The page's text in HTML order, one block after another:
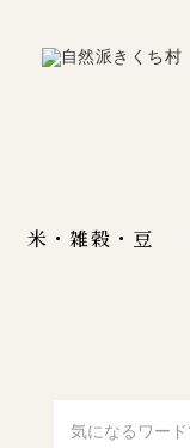
米・雑穀・豆